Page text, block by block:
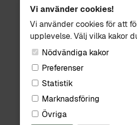
Menyer
Följ oss:
Vi använder cookies!
Vi använder cookies för att
upplevelse. Välj vilka kakor
Nödvändiga kakor
Preferenser
Statistik
Marknadsföring
Övriga